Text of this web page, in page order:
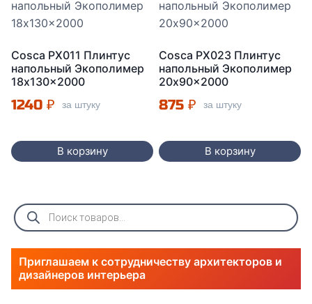
Cosca PX011 Плинтус
напольный Экополимер
18x130x2000
1240 ₽ за штуку
В корзину
Cosca PX023 Плинтус
напольный Экополимер
20x90x2000
875 ₽ за штуку
В корзину
Поиск
товаров
Приглашаем к сотрудничеству архитекторов и
дизайнеров интерьера